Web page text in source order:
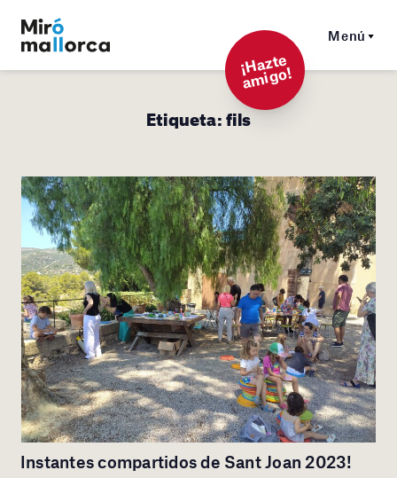
Menú
¡
Hazt
e
a
mi
g
o!
Etiqueta:fils
Instantes compartidos de Sant Joan 2023!